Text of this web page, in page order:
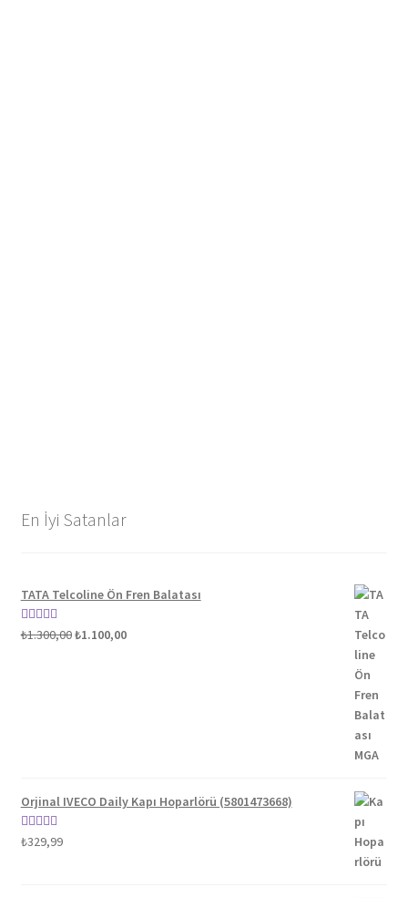
En İyi Satanlar
TATA Telcoline Ön Fren Balatası
5 üzerinden
₺1.300,00Orijinal
₺1.100,00Şu
Orjinal IVECO Daily Kapı Hoparlörü (5801473668)
5 üzerinden
₺329,99